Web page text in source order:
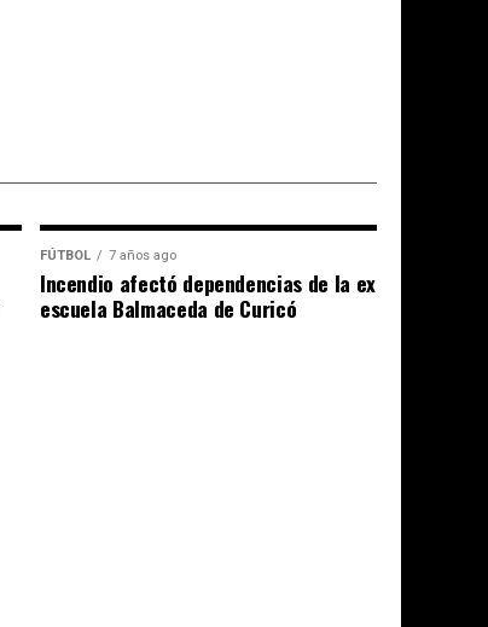
FÚTBOL 7 años ago
Incendio afectó dependencias de la ex
escuela Balmaceda de Curicó